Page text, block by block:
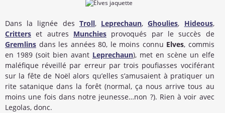
Dans la lignée des Troll, Leprechaun,Ghoulies, Hideous,
Critters et autres Munchiesprovoqués par le succès de
Gremlins dans les années 80, le moins connu Elves, commis
en 1989 (soit bien avant Leprechaun), met en scène un elfe
maléfique réveillé par erreur par trois poufiasses vociférant
sur la fête de Noël alors qu’elles s’amusaient à pratiquer un
rite satanique dans la forêt (normal, ça nous arrive tous au
moins une fois dans notre jeunesse…non ?). Rien à voir avec
Legolas, donc.